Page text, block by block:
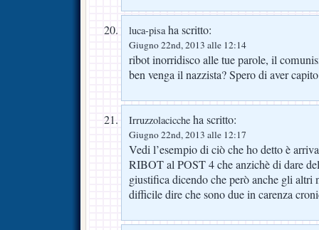
luca-pisaha scritto:
Giugno 22nd, 2013 alle 12:14
ribot inorridisco alle tue parole, il
ben venga il nazzista? Spero di aver
Irruzzolacicche ha scritto:
Giugno 22nd, 2013 alle 12:17
Vedi l’esempio di ciò che ho detto è
RIBOT al POST 4 che anzichè di dare
giustifica dicendo che però anche gli altri
difficile dire che sono due in carenza